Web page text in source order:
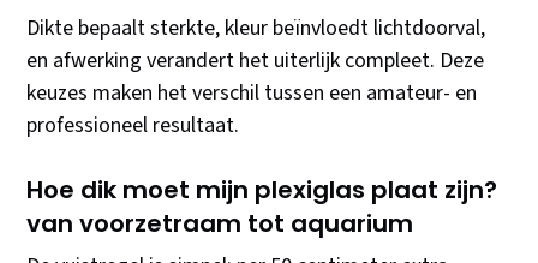
Dikte bepaalt sterkte, kleur beïnvloedt lichtdoorval,
en afwerking verandert het uiterlijk compleet. Deze
keuzes maken het verschil tussen een amateur- en
professioneel resultaat.
Hoe dik moet mijn plexiglas plaat zijn?
van voorzetraam tot aquarium